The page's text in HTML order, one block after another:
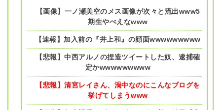
【画像】一ノ瀬美空のメス画像が次々と流出www5
期生やべえなwww
【速報】加入前の『井上和』の顔面wwwwwwwww
【悲報】中西アルノの捏造ツイートした奴、逮捕確
定かwwwwwwwww
【悲報】清宮レイさん、渦中なのにこんなブログを
挙げてしまうwww